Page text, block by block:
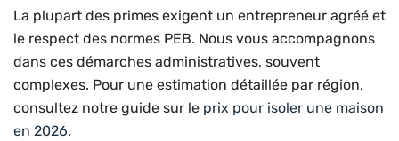
La plupart des primes exigent un entrepreneur agréé et
le respect des normes PEB. Nous vous accompagnons
dans ces démarches administratives, souvent
complexes. Pour une estimation détaillée par région,
consultez notre guide sur le prix pour isoler une maison
en 2026.